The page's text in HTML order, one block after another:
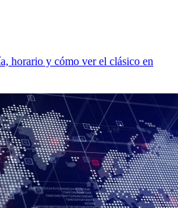
horario y cómo ver el clásico en